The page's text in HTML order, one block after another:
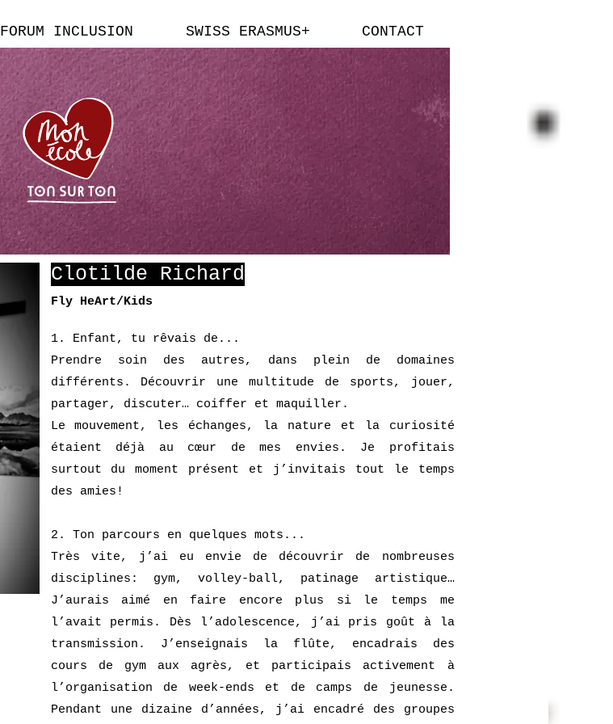
FORUM INCLUSION SWISS ERASMUS+ CONTACT
Clotilde Richard
Fly HeArt/Kids
1. Enfant, tu rêvais de...
Prendre soin des autres, dans plein de domaines
différents. Découvrir une multitude de sports, jouer,
partager, discuter… coiffer et maquiller.
Le mouvement, les échanges, la nature et la curiosité
étaient déjà au cœur de mes envies. Je profitais
surtout du moment présent et j’invitais tout le temps
des amies!
2. Ton parcours en quelques mots...
Très vite, j’ai eu envie de découvrir de nombreuses
disciplines: gym, volley-ball, patinage artistique…
J’aurais aimé en faire encore plus si le temps me
l’avait permis. Dès l’adolescence, j’ai pris goût à la
transmission. J’enseignais la flûte, encadrais des
cours de gym aux agrès, et participais activement à
l’organisation de week-ends et de camps de jeunesse.
Pendant une dizaine d’années, j’ai encadré des groupes